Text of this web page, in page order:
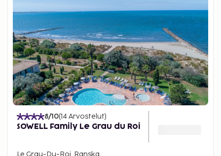
8/10(14 Arvostelut)
SOWELL Family Le Grau du Roi
Le Grau-Du-Roi, Ranska